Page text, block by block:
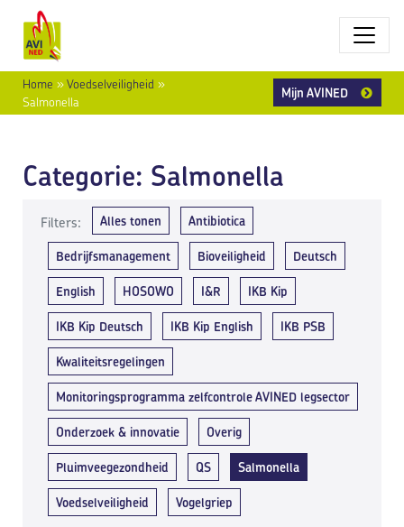
Home »Voedselveiligheid »
Salmonella
Mijn AVINED
Categorie: Salmonella
Filters: Alles tonen Antibiotica
Bedrijfsmanagement Bioveiligheid Deutsch
English HOSOWO I&R IKB Kip
IKB Kip Deutsch IKB Kip English IKB PSB
Kwaliteitsregelingen
Monitoringsprogramma zelfcontrole AVINED legsector
Onderzoek & innovatie Overig
Pluimveegezondheid QS Salmonella
Voedselveiligheid Vogelgriep